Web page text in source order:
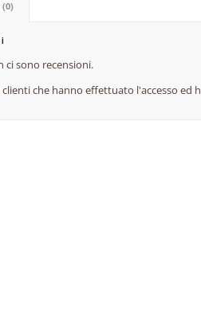
(0)
ci sono recensioni.
clienti che hanno effettuato l'accesso